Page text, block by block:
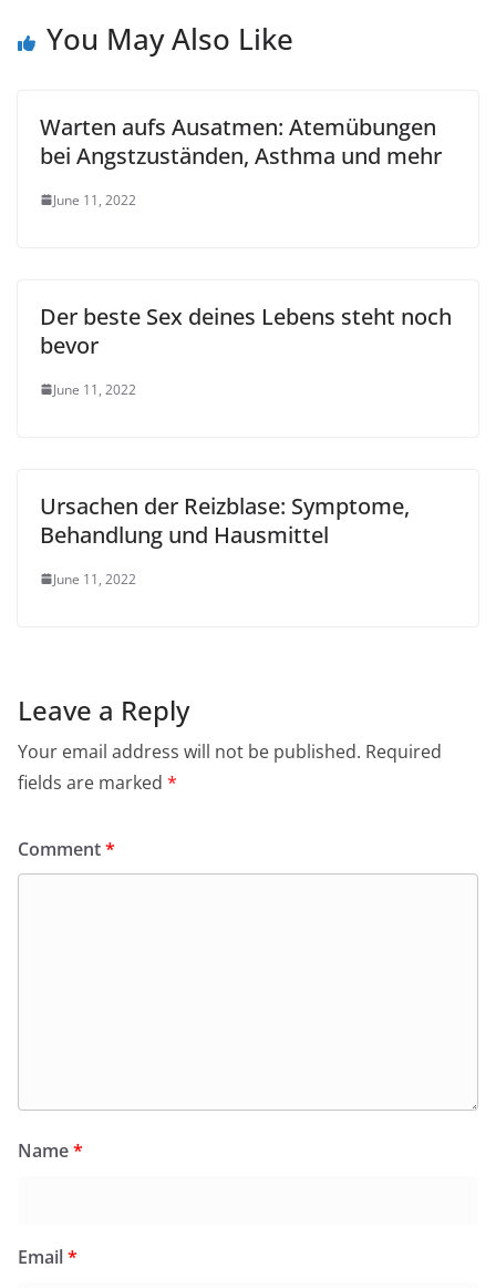
You May Also Like
Warten aufs Ausatmen: Atemübungen
bei Angstzuständen, Asthma und mehr
June 11, 2022
Der beste Sex deines Lebens steht noch
bevor
June 11, 2022
Ursachen der Reizblase: Symptome,
Behandlung und Hausmittel
June 11, 2022
Leave a Reply
Your email address will not be published. Required
fields are marked *
Comment*
Name*
Email*